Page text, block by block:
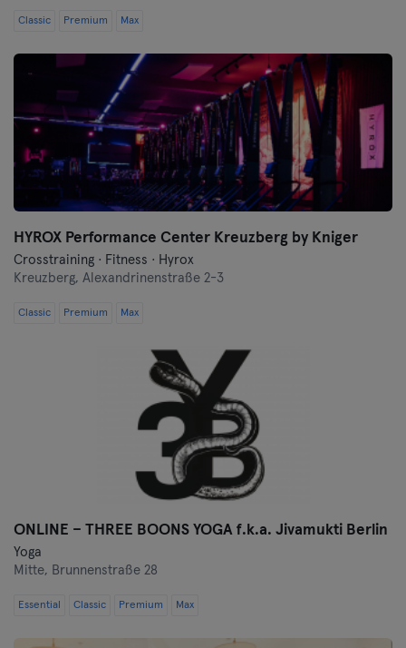
Classic Premium Max
HYROX Performance Center Kreuzberg by Kniger
Crosstraining · Fitness · Hyrox
Kreuzberg, Alexandrinenstraße 2-3
Classic Premium Max
ONLINE – THREE BOONS YOGA f.k.a. Jivamukti Berlin
Yoga
Mitte, Brunnenstraße 28
Essential Classic Premium Max
Zwickau